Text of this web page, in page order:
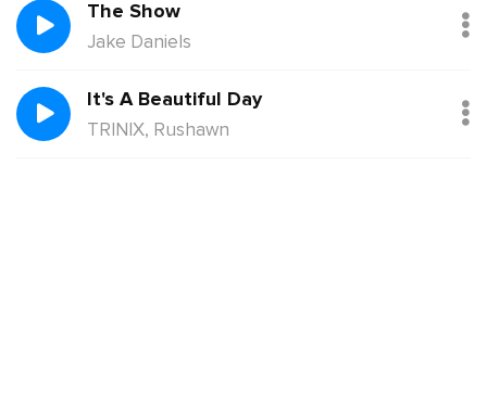
The Show
Jake Daniels
It's A Beautiful Day
TRINIX, Rushawn